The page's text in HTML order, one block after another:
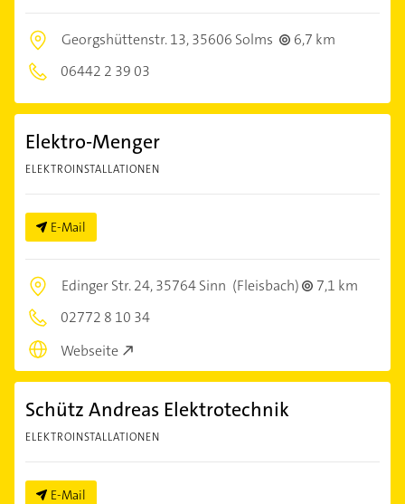
Georgshüttenstr. 13,35606 Solms
6,7 km
06442 2 39 03
Elektro-Menger
ELEKTROINSTALLATIONEN
E-Mail
Edinger Str. 24,35764 Sinn (Fleisbach)
7,1 km
02772 8 10 34
Webseite
Schütz Andreas Elektrotechnik
ELEKTROINSTALLATIONEN
E-Mail